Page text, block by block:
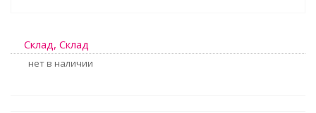
Склад, Склад
Нет в наличии